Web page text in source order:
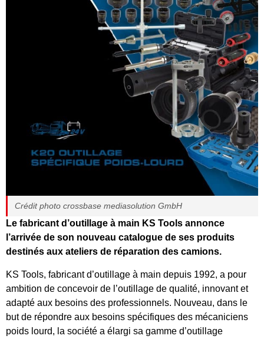
Crédit photo crossbase mediasolution GmbH
Le fabricant d’outillage à main KS Tools annonce
l’arrivée de son nouveau catalogue de ses produits
destinés aux ateliers de réparation des camions.
KS Tools, fabricant d’outillage à main depuis 1992, a pour
ambition de concevoir de l’outillage de qualité, innovant et
adapté aux besoins des professionnels. Nouveau, dans le
but de répondre aux besoins spécifiques des mécaniciens
poids lourd, la société a élargi sa gamme d’outillage